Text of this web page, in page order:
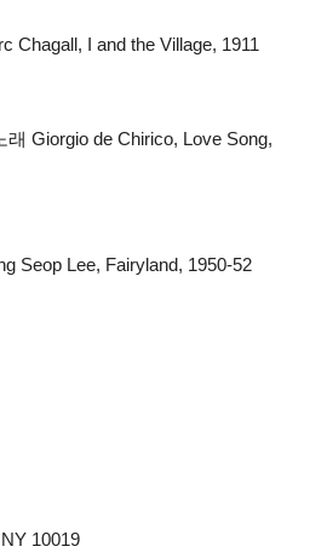
Chagall, I and the Village, 1911
Giorgio de Chirico, Love Song,
Seop Lee, Fairyland, 1950-52
10019